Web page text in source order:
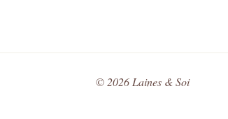
© 2026 Laines & Soi